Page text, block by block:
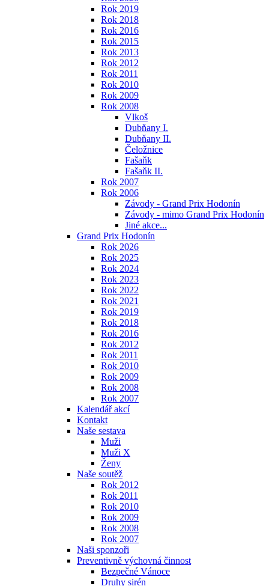
Rok 2019
Rok 2018
Rok 2016
Rok 2015
Rok 2013
Rok 2012
Rok 2011
Rok 2010
Rok 2009
Rok 2008
Vlkoš
Dubňany I.
Dubňany II.
Čeložnice
Fašaňk
Fašaňk II.
Rok 2007
Rok 2006
Závody - Grand Prix Hodonín
Závody - mimo Grand Prix Hodonín
Jiné akce...
Grand Prix Hodonín
Rok 2026
Rok 2025
Rok 2024
Rok 2023
Rok 2022
Rok 2021
Rok 2019
Rok 2018
Rok 2016
Rok 2012
Rok 2011
Rok 2010
Rok 2009
Rok 2008
Rok 2007
Kalendář akcí
Kontakt
Naše sestava
Muži
Muži X
Ženy
Naše soutěž
Rok 2012
Rok 2011
Rok 2010
Rok 2009
Rok 2008
Rok 2007
Naši sponzoři
Preventivně výchovná činnost
Bezpečné Vánoce
Druhy sirén